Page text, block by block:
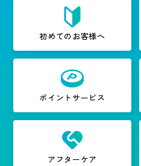
初めてのお客様へ
ポイントサービス
アフターケア